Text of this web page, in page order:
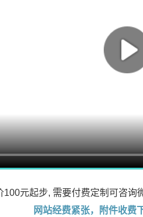
元起步, 需要付费定制可咨询
网站经费紧张，附件收费